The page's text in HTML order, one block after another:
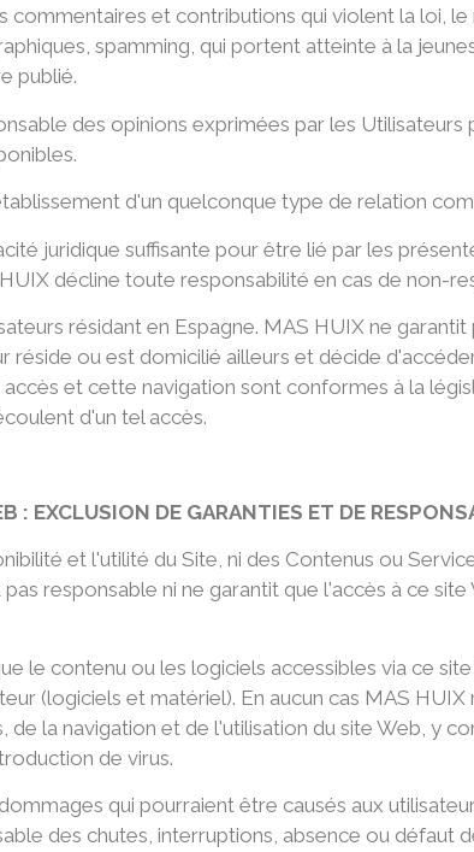
et contributions qui violent la loi,
spamming, qui portent atteinte à la
publié.
des opinions exprimées par les
d'un quelconque type de relation
juridique suffisante pour être lié par les
décline toute responsabilité en cas de non-
résidant en Espagne. MAS HUIX ne
réside ou est domicilié ailleurs et décide
et cette navigation sont conformes à la
d'un tel accès.
: EXCLUSION DE GARANTIES ET DE
et l'utilité du Site, ni des Contenus ou
responsable ni ne garantit que l'accès à ce
le contenu ou les logiciels accessibles via ce
(logiciels et matériel). En aucun cas MAS
la navigation et de l'utilisation du site Web, y
de virus.
qui pourraient être causés aux
des chutes, interruptions, absence ou défaut